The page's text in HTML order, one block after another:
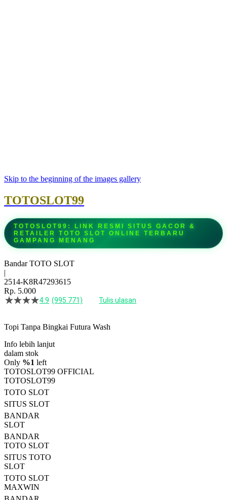
Skip to the beginning of the images gallery
TOTOSLOT99
TOTOSLOT99: LINK RESMI SITUS GACOR &
RETAILER TOTO SLOT ONLINE TERBARU
GAMPANG MENANG
Bandar TOTO SLOT
|
2514-K8R47293615
Rp. 5.000
4.5
bintang,
rating
rata-
rata.
Read
13
Reviews.
Tautan
halaman
yang
sama.
4.9 (995.771) Tulis ulasan
Topi Tanpa Bingkai Futura Wash
Info lebih lanjut
dalam stok
Only %1 left
TOTOSLOT99 OFFICIAL
TOTOSLOT99
TOTO SLOT
SITUS SLOT
BANDAR
SLOT
BANDAR
TOTO SLOT
SITUS TOTO
SLOT
TOTO SLOT
MAXWIN